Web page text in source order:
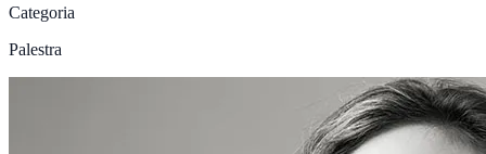
Categoria
Palestra